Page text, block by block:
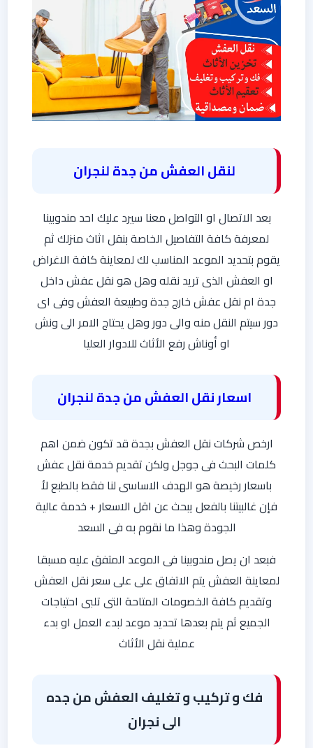
لنقل العفش من جدة لنجران
بعد الاتصال او التواصل معنا سيرد عليك احد مندوبينا
لمعرفة كافة التفاصيل الخاصة بنقل اثاث منزلك ثم
يقوم بتحديد الموعد المناسب لك لمعاينة كافة الاغراض
او العفش الذى تريد نقله وهل هو نقل عفش داخل
جدة ام نقل عفش خارج جدة وطبيعة العفش وفى اى
دور سيتم النقل منه والى دور وهل يحتاج الامر الى ونش
او أوناش رفع الأثاث للادوار العليا
اسعار نقل العفش من جدة لنجران
ارخص شركات نقل العفش بجدة قد تكون ضمن اهم
كلمات البحث فى جوجل ولكن تقديم خدمة نقل عفش
باسعار رخيصة هو الهدف الاساسى لنا فقط بالطبع لأ
فإن غالبيتنا بالفعل يبحث عن اقل الاسعار + خدمة عالية
الجودة وهذا ما نقوم به فى السعد
فبعد ان يصل مندوبينا فى الموعد المتفق عليه مسبقا
لمعاينة العفش يتم الاتفاق على على سعر نقل العفش
وتقديم كافة الخصومات المتاحة التى تلبى احتياجات
الجميع ثم يتم بعدها تحديد موعد لبدء العمل او بدء
عملية نقل الأثاث
فك و تركيب و تغليف العفش من جده
الى نجران